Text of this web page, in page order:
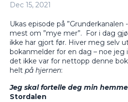
Dec 15, 2021
Ukas episode på
mest om ”mye mer”.
For i dag
ikke har gjort før. Hiver meg selv
bokanmelder for en dag – noe
det ikke var for nettopp denne
helt på hjernen:
Jeg skal fortelle deg min
Stordalen